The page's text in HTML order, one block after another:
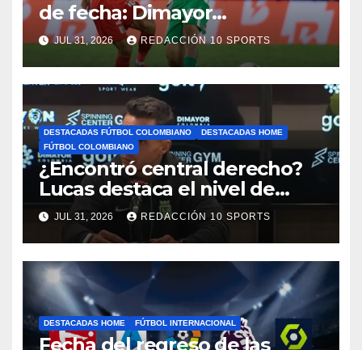
de fecha: Dimayor
reprogramó el clásico por
motivos de seguridad
JUL 31, 2026 REDACCIÓN 10 SPORTS
DESTACADAS FÚTBOL COLOMBIANO
DESTACADAS HOME
FÚTBOL COLOMBIANO
¿Encontró central derecho?
Lucas destaca el nivel de
Néider Parra
JUL 31, 2026 REDACCIÓN 10 SPORTS
DESTACADAS HOME FÚTBOL INTERNACIONAL
Fecha del regreso de las